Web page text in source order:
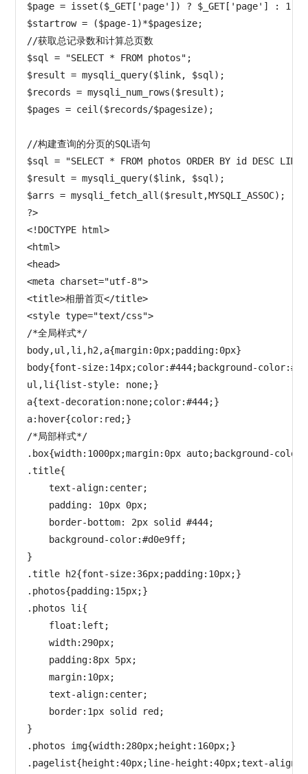
$page = isset($_GET['page']) ? $_GET['page'] : 1;
$startrow = ($page-1)*$pagesize;
//获取总记录数和计算总页数
$sql = "SELECT * FROM photos";
$result = mysqli_query($link, $sql);
$records = mysqli_num_rows($result);
$pages = ceil($records/$pagesize);
//构建查询的分页的SQL语句
$sql = "SELECT * FROM photos ORDER BY id DESC
$result = mysqli_query($link, $sql);
$arrs = mysqli_fetch_all($result,MYSQLI_ASSOC);
?>
<!DOCTYPE html>
<html>
<head>
<meta charset="utf-8">
<title>相册首页</title>
<style type="text/css">
/*全局样式*/
body,ul,li,h2,a{margin:0px;padding:0px}
body{font-size:14px;color:#444;background-
ul,li{list-style: none;}
a{text-decoration:none;color:#444;}
a:hover{color:red;}
/*局部样式*/
.box{width:1000px;margin:0px auto;background-
.title{
    text-align:center;
    padding: 10px 0px;
    border-bottom: 2px solid #444;
    background-color:#d0e9ff;
}
.title h2{font-size:36px;padding:10px;}
.photos{padding:15px;}
.photos li{
    float:left;
    width:290px;
    padding:8px 5px;
    margin:10px;
    text-align:center;
    border:1px solid red;
}
.photos img{width:280px;height:160px;}
.pagelist{height:40px;line-height:40px;text-